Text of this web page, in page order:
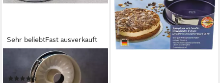
Sehr beliebtFast ausverkauft
DR. OETKER KÜCHENHELFER
Springform Back-Trend
(138)
lieferbar - in 1-2 Werktagen bei dir